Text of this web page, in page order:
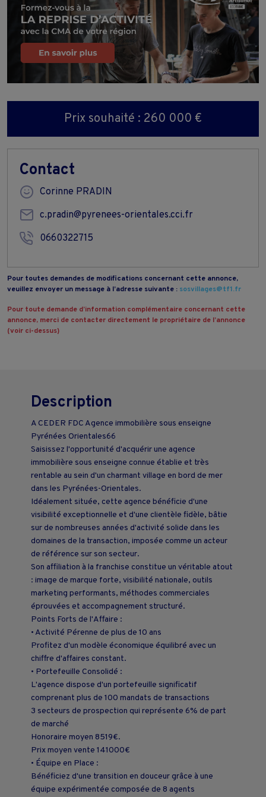
Prix souhaité : 260 000 €
Contact
Corinne PRADIN
c.pradin@pyrenees-orientales.cci.fr
0660322715
Pour toutes demandes de modifications concernant cette annonce,
veuillez envoyer un message à l’adresse suivante : sosvillages@tf1.fr
Pour toute demande d’information complémentaire concernant cette
annonce, merci de contacter directement le propriétaire de l’annonce
(voir ci-dessus)
Description
A CEDER FDC Agence immobilière sous enseigne
Pyrénées Orientales66
Saisissez l'opportunité d'acquérir une agence
immobilière sous enseigne connue établie et très
rentable au sein d'un charmant village en bord de mer
dans les Pyrénées-Orientales.
Idéalement située, cette agence bénéficie d'une
visibilité exceptionnelle et d'une clientèle fidèle, bâtie
sur de nombreuses années d'activité solide dans les
domaines de la transaction, imposée comme un acteur
de référence sur son secteur.
Son affiliation à la franchise constitue un véritable atout
: image de marque forte, visibilité nationale, outils
marketing performants, méthodes commerciales
éprouvées et accompagnement structuré.
Points Forts de l'Affaire :
• Activité Pérenne de plus de 10 ans
Profitez d'un modèle économique équilibré avec un
chiffre d'affaires constant.
• Portefeuille Consolidé :
L'agence dispose d'un portefeuille significatif
comprenant plus de 100 mandats de transactions
3 secteurs de prospection qui représente 6% de part
de marché
Honoraire moyen 8519€.
Prix moyen vente 141000€
• Équipe en Place :
Bénéficiez d'une transition en douceur grâce à une
équipe expérimentée composée de 8 agents